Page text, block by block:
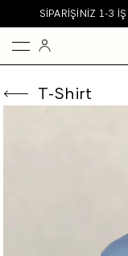
SIPARIŞINIZ 1-3
T-Shirt